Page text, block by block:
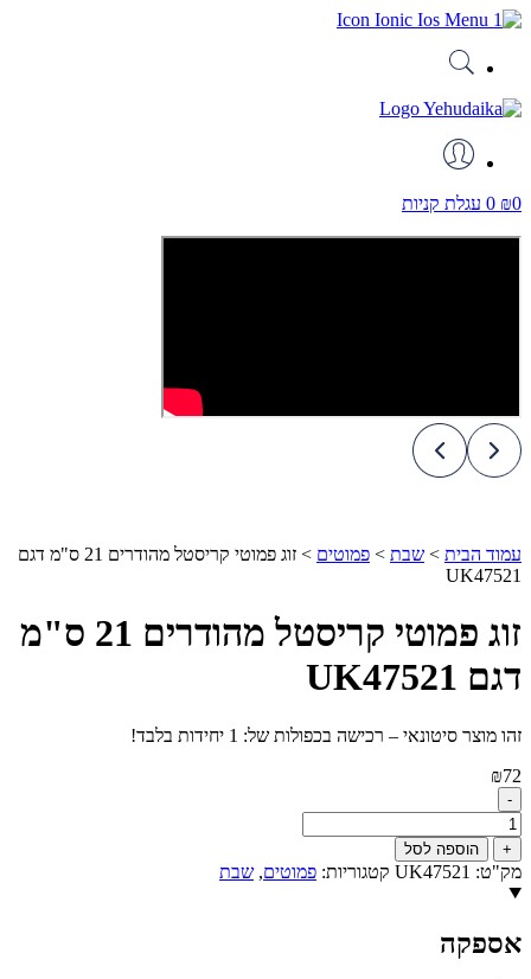
דלג
₪0
0 עגלת קניות
Play
Video
עמוד הבית > שבת > פמוטים >
זוג פמוטי קריסטל מהודרים 21 ס"מ דגם
UK47521
זוג פמוטי קריסטל מהודרים 21 ס"מ
דגם UK47521
זהו מוצר סיטונאי – רכישה בכפולות של: 1 יחידות בלבד!
₪72
-
כמות
של
זוג
פמוטי
21
+ הוספה לסל
מק"ט: UK47521 קטגוריות: פמוטים, שבת
אספקה